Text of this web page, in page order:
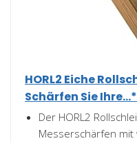
HORL2 Eiche
Schärfen Sie Ihre...*
Der HORL2
Messerschärfen mit